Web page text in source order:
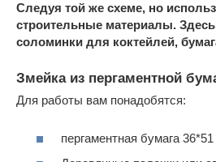
Следуя той же схеме, но
строительные материалы.
соломинки для коктейлей,
Змейка из пергаментной
Для работы вам понадобятся:
пергаментная бумага